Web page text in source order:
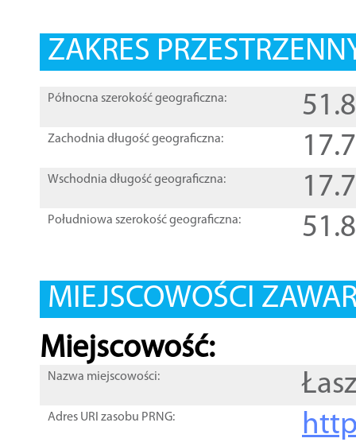
ZAKRES
Północna szerokość geograficzna:
Zachodnia długość geograficzna:
Wschodnia długość geograficzna:
Południowa szerokość geograficzna:
MIEJSCOWOŚCI
Miejscowość:
Nazwa miejscowości:
Adres URI zasobu PRNG: